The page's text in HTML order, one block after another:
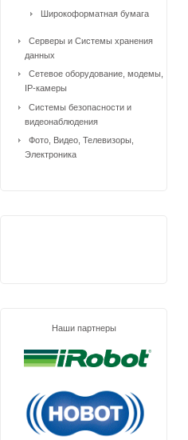
Широкоформатная бумага
Серверы и Системы хранения
данных
Сетевое оборудование, модемы,
IP-камеры
Системы безопасности и
видеонаблюдения
Фото, Видео, Телевизоры,
Электроника
Наши партнеры